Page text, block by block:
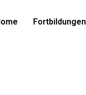
Fortbildungen